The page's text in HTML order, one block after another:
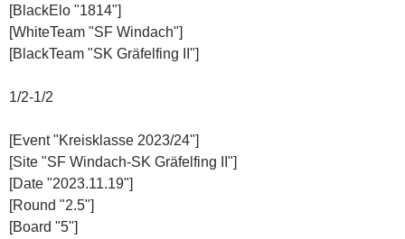
[BlackElo "1814"]
[WhiteTeam "SF Windach"]
[BlackTeam "SK Gräfelfing II"]
1/2-1/2
[Event "Kreisklasse 2023/24"]
[Site "SF Windach-SK Gräfelfing II"]
[Date "2023.11.19"]
[Round "2.5"]
[Board "5"]